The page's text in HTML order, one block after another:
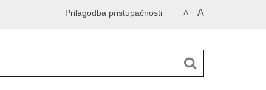
A A
Prilagodba pristupačnosti